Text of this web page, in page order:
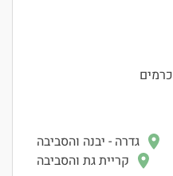
כרמים
גדרה - יבנה והסביבה
קריית גת והסביבה